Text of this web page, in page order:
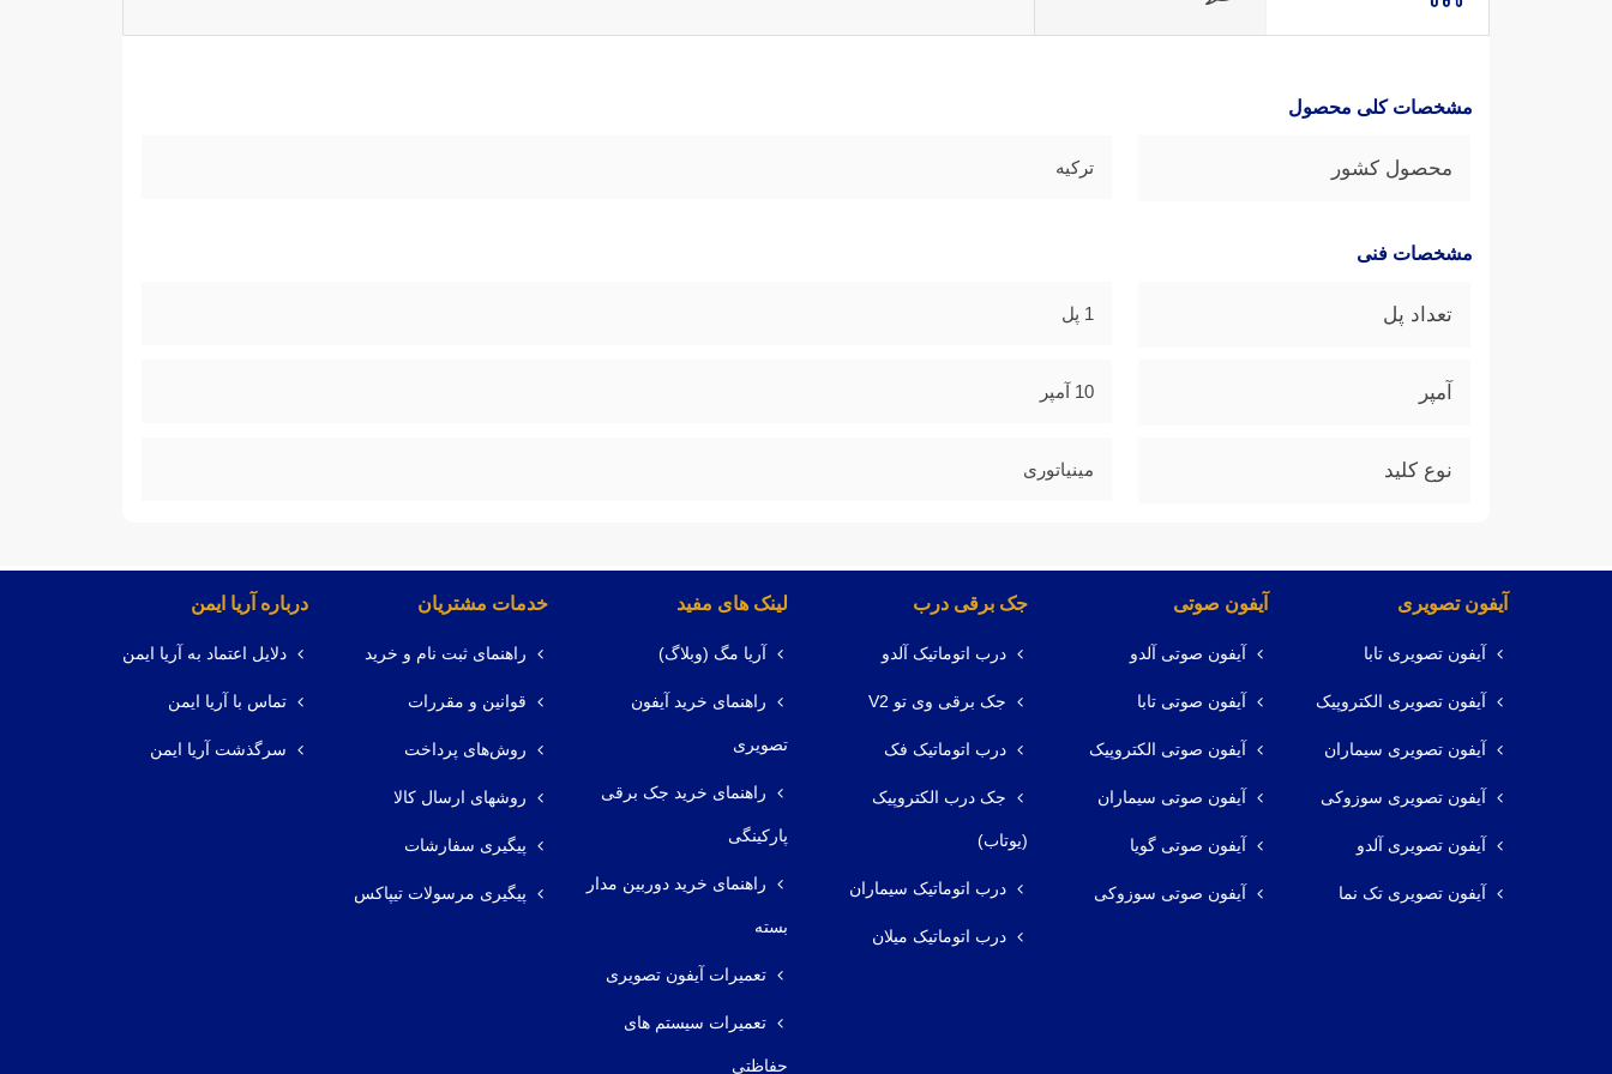
مشخصات کلی محصول
محصول کشور ترکیه
مشخصات فنی
تعداد پل 1 پل
آمپر 10 آمپر
نوع کلید مینیاتوری
آیفون تصویری
آیفون تصویری تابا
آیفون تصویری الکتروپیک
آیفون تصویری سیماران
آیفون تصویری سوزوکی
آیفون تصویری آلدو
آیفون تصویری تک نما
آیفون صوتی
آیفون صوتی آلدو
آیفون صوتی تابا
آیفون صوتی الکتروپیک
آیفون صوتی سیماران
آیفون صوتی گویا
آیفون صوتی سوزوکی
جک برقی درب
درب اتوماتیک آلدو
جک برقی وی تو V2
درب اتوماتیک فک
جک درب الکتروپیک
(یوتاب)
درب اتوماتیک سیماران
درب اتوماتیک میلان
لینک های مفید
آریا مگ (وبلاگ)
راهنمای خرید آیفون
تصویری
راهنمای خرید جک برقی
پارکینگی
راهنمای خرید دوربین مدار
بسته
تعمیرات آیفون تصویری
تعمیرات سیستم های
حفاظتی
خدمات مشتریان
راهنمای ثبت نام و خرید
قوانین و مقررات
روش‌های پرداخت
روشهای ارسال کالا
پیگیری سفارشات
پیگیری مرسولات تیپاکس
درباره آریا ایمن
دلایل اعتماد به آریا ایمن
تماس با آریا ایمن
سرگذشت آریا ایمن